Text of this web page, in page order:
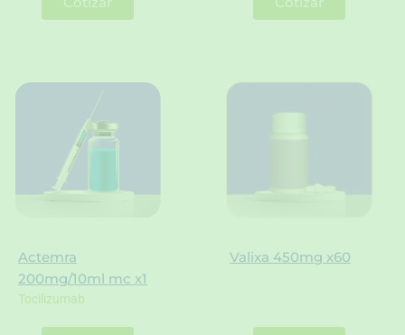
Actemra
200mg/10ml mc x1
Tocilizumab
Valixa 450mg x60